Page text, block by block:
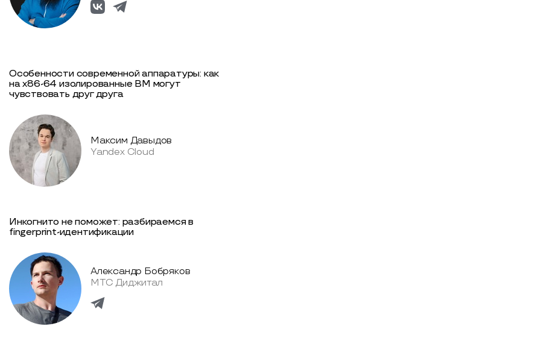
Особенности современной аппаратуры: как
на x86-64 изолированные ВМ могут
чувствовать друг друга
Максим Давыдов
Yandex Cloud
Инкогнито не поможет: разбираемся в
fingerprint-идентификации
Александр Бобряков
МТС Диджитал